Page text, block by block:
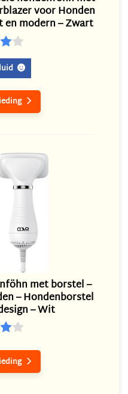
voor Honden
en modern – Zwart


met borstel –
– Hondenborstel
– Wit
